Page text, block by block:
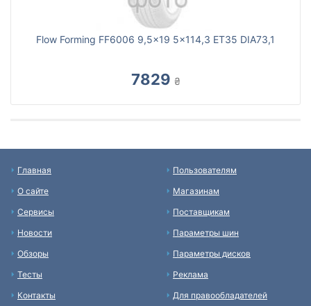
Flow Forming FF6006 9,5x19 5x114,3 ET35 DIA73,1
7829 ₴
Главная
О сайте
Сервисы
Новости
Обзоры
Тесты
Контакты
Пользователям
Магазинам
Поставщикам
Параметры шин
Параметры дисков
Реклама
Для правообладателей